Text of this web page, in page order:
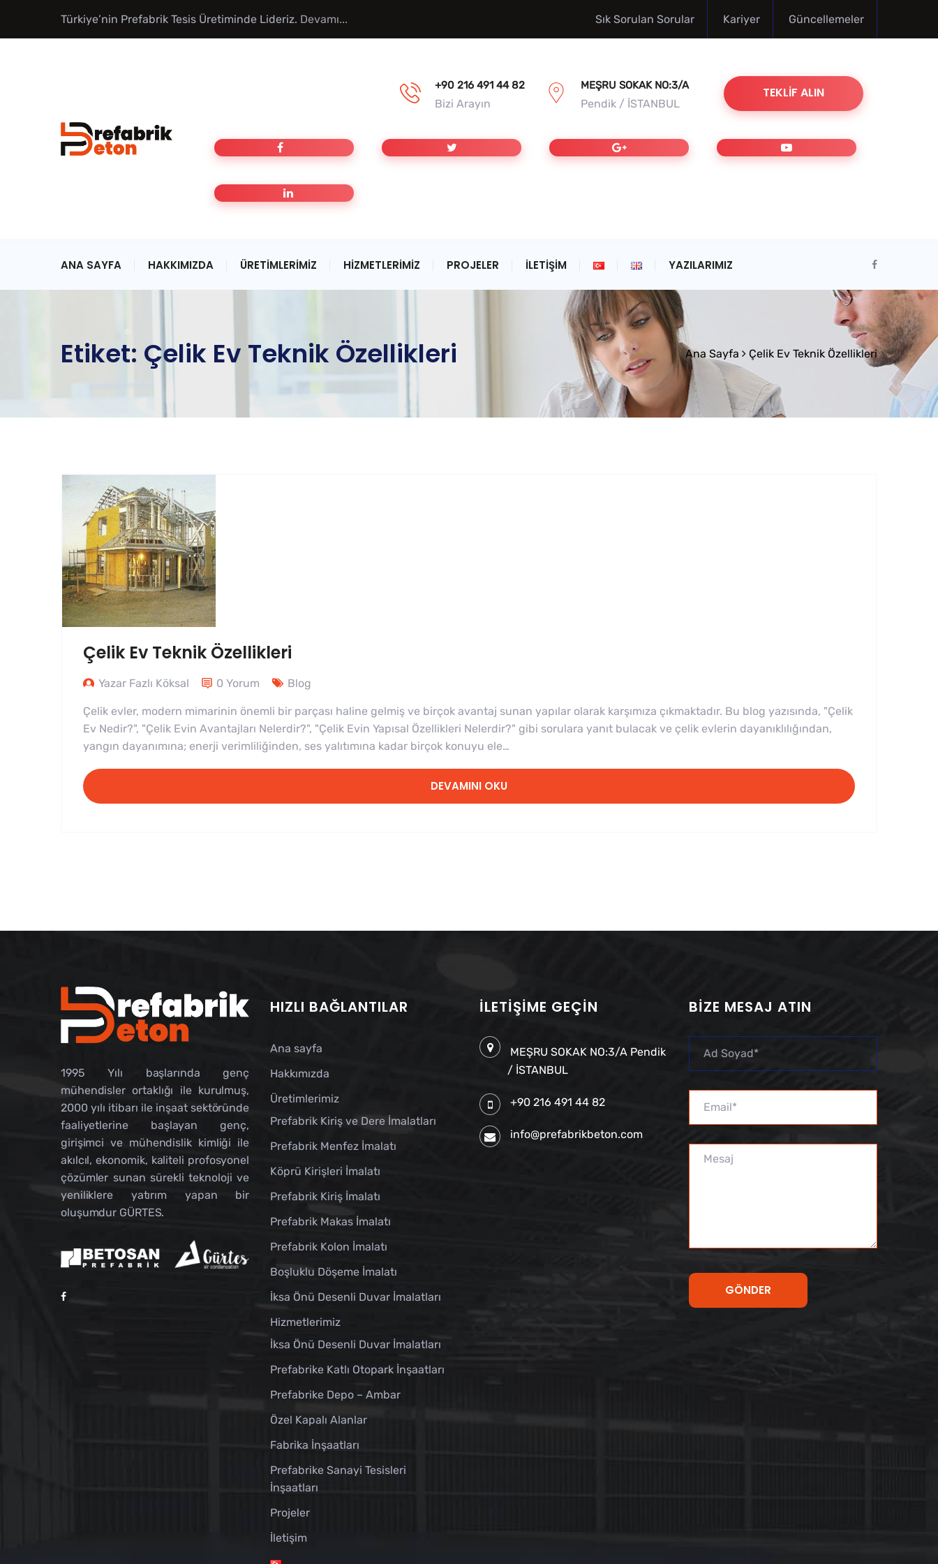
Türkiye’nin Prefabrik Tesis Üretiminde Lideriz. Devamı... Sık Sorulan Sorular Kariyer Güncellemeler
+90 216 491 44 82
Bizi Arayın
MEŞRU SOKAK NO:3/A
Pendik / İSTANBUL
TEKLIF ALIN
ANA SAYFA HAKKIMIZDA ÜRETIMLERIMIZ HIZMETLERIMIZ PROJELER İLETIŞIM YAZILARIMIZ
Etiket: Çelik Ev Teknik Özellikleri Ana Sayfa Çelik Ev Teknik Özellikleri
Çelik Ev Teknik Özellikleri
Yazar Fazlı Köksal 0 Yorum Blog
Çelik evler, modern mimarinin önemli bir parçası haline gelmiş ve birçok avantaj sunan yapılar olarak karşımıza çıkmaktadır. Bu blog yazısında, "Çelik
Ev Nedir?", "Çelik Evin Avantajları Nelerdir?", "Çelik Evin Yapısal Özellikleri Nelerdir?" gibi sorulara yanıt bulacak ve çelik evlerin dayanıklılığından,
yangın dayanımına; enerji verimliliğinden, ses yalıtımına kadar birçok konuyu ele…
DEVAMINI OKU
1995 Yılı başlarında genç
mühendisler ortaklığı ile kurulmuş,
2000 yılı itibarı ile inşaat sektöründe
faaliyetlerine başlayan genç,
girişimci ve mühendislik kimliği ile
akılcıl, ekonomik, kaliteli profosyonel
çözümler sunan sürekli teknoloji ve
yeniliklere yatırım yapan bir
oluşumdur GÜRTES.
HIZLI BAĞLANTILAR
Ana sayfa
Hakkımızda
Üretimlerimiz
Prefabrik Kiriş ve Dere İmalatları
Prefabrik Menfez İmalatı
Köprü Kirişleri İmalatı
Prefabrik Kiriş İmalatı
Prefabrik Makas İmalatı
Prefabrik Kolon İmalatı
Boşluklu Döşeme İmalatı
İksa Önü Desenli Duvar İmalatları
Hizmetlerimiz
İksa Önü Desenli Duvar İmalatları
Prefabrike Katlı Otopark İnşaatları
Prefabrike Depo – Ambar
Özel Kapalı Alanlar
Fabrika İnşaatları
Prefabrike Sanayi Tesisleri
İnşaatları
Projeler
İletişim
İLETIŞIME GEÇIN
MEŞRU SOKAK NO:3/A Pendik
/ İSTANBUL
+90 216 491 44 82
info@prefabrikbeton.com
BIZE MESAJ ATIN